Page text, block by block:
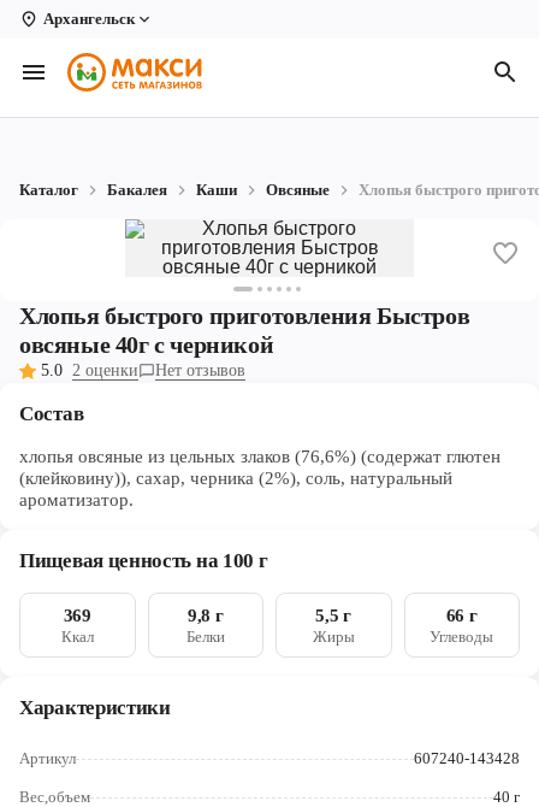
Архангельск
Вологда
Архангельск
Коряжма
Котлас
Новодвинск
Рыбинск
Северодвинск
Ярославль
Каталог Бакалея Каши Овсяные Хлопья быстрого
Хлопья быстрого приготовления Быстров
овсяные 40г с черникой
5.0 2 оценки Нет отзывов
Состав
хлопья овсяные из цельных злаков (76,6%) (содержат глютен
(клейковину)), сахар, черника (2%), соль, натуральный
ароматизатор.
Пищевая ценность на 100 г
369
Ккал
9,8 г
Белки
5,5 г
Жиры
66 г
Углеводы
Характеристики
Артикул 607240-143428
Вес,объем 40 г